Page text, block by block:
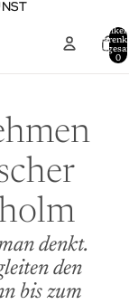
Artikel
0
denkt.
den
bis zum